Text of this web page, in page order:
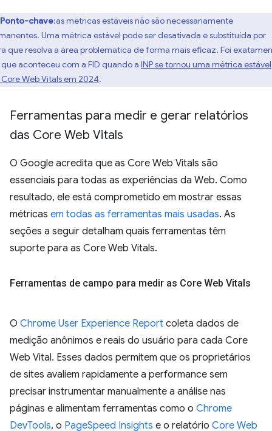
Ponto-chave:as métricas estáveis não são necessariamente
Uma métrica estável pode ser desativada e substituída por
que resolva a área problemática de forma mais eficaz. Foi
que aconteceu com a FID quando a INP se tornou uma métrica estável
Web Vitals em 2024.
Ferramentas para medir e gerar relatórios
das Core Web Vitals
O Google acredita que as Core Web Vitals são
essenciais para todas as experiências da Web. Como
resultado, ele está comprometido em mostrar essas
métricas em todas as ferramentas mais usadas. As
seções a seguir detalham quais ferramentas têm
suporte para as Core Web Vitals.
Ferramentas de campo para medir as Core Web Vitals
O Chrome User Experience Report coleta dados de
medição anônimos e reais do usuário para cada Core
Web Vital. Esses dados permitem que os proprietários
de sites avaliem rapidamente a performance sem
precisar instrumentar manualmente a análise nas
páginas e alimentam ferramentas como o Chrome
DevTools, o PageSpeed Insights e o relatório Core Web